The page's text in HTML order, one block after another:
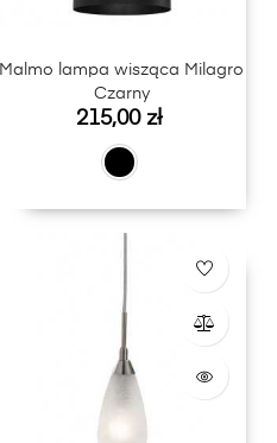
Malmo lampa wisząca Milagro
Czarny
Cena
215,00 zł